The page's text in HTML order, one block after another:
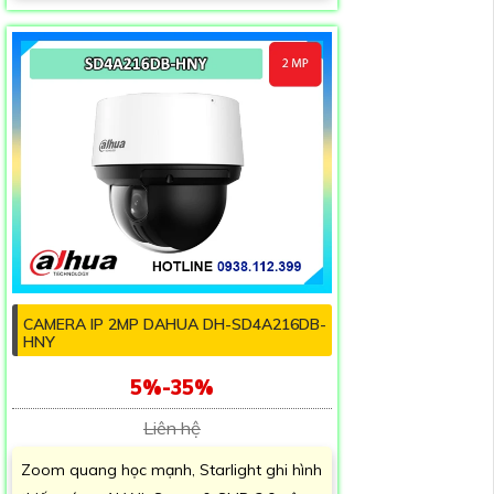
CAMERA IP 2MP DAHUA DH-SD4A216DB-
HNY
5%-35%
Liên hệ
Zoom quang học mạnh, Starlight ghi hình